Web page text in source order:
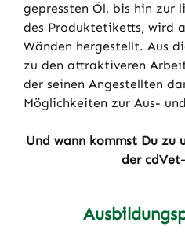
gepressten Öl, bis hin zur
des Produktetiketts, wird
Wänden hergestellt. Aus
zu den attraktiveren
der seinen Angestellten
Möglichkeiten zur Aus-
Und wann kommst Du zu
der